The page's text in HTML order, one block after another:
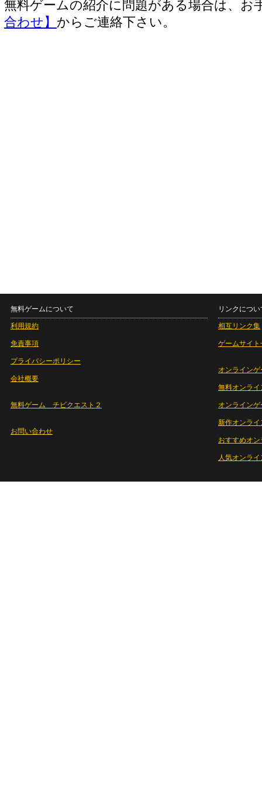
無料ゲームの紹介に問題がある場合は、お
合わせ】 からご連絡下さい。
無料ゲームについて
利用規約
免責事項
プライバシーポリシー
会社概要
無料ゲーム チビクエスト２
お問い合わせ
リンクについ
相互リンク集
ゲームサイト
オンラインゲ
無料オンライ
オンライン
新作オンライ
おすすめオ
人気オンラ